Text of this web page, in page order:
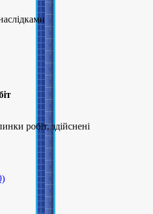
робіт, здійснені